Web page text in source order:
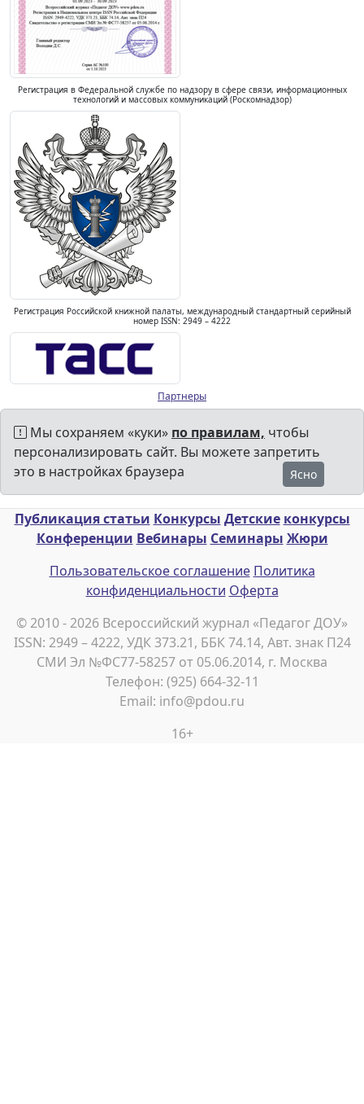
Регистрация в Федеральной службе по надзору в сфере связи, информационных
технологий и массовых коммуникаций (Роскомнадзор)
Регистрация Российской книжной палаты, международный стандартный серийный
номер ISSN: 2949 – 4222
Партнеры
Мы сохраняем «куки» по правилам, чтобы
персонализировать сайт. Вы можете запретить
это в настройках браузера
Ясно
Публикация статьи Конкурсы Детские конкурсы
Конференции Вебинары Семинары Жюри
Пользовательское соглашение Политика
конфиденциальности Оферта
© 2010 - 2026 Всероссийский журнал «Педагог ДОУ»
ISSN: 2949 – 4222, УДК 373.21, ББК 74.14, Авт. знак П24
СМИ Эл №ФС77-58257 от 05.06.2014, г. Москва
Телефон: (925) 664-32-11
Email: info@pdou.ru
16+